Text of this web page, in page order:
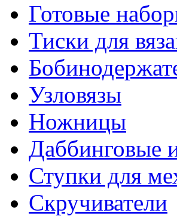
Готовые
Тиски для
Узловязы
Ножницы
Даббинговые
Ступки для
Скручиватели